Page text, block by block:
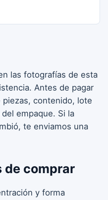
las fotografías de esta
Antes de pagar
contenido, lote
empaque. Si la
te enviamos una
de comprar
y forma